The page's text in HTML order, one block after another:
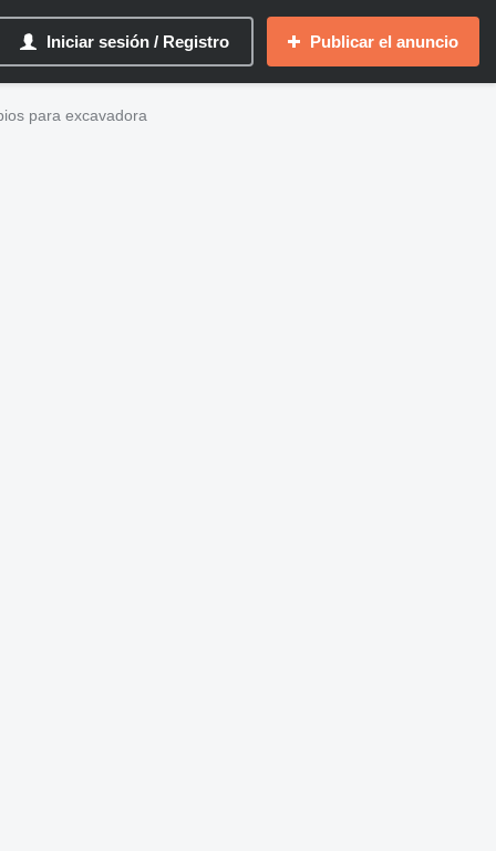
Iniciar sesión / Registro Publicar el anuncio
para excavadora